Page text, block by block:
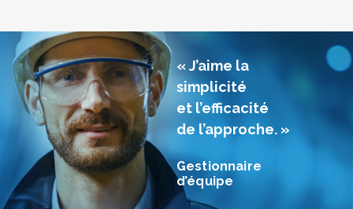
« J’aime la
simplicité
et l’efficacité
de l’approche. »
Gestionnaire
d’équipe